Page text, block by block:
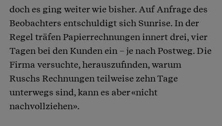
doch es ging weiter wie bisher. Auf Anfrage des
Beobachters entschuldigt sich Sunrise. In der
Regel träfen Papierrechnungen innert drei, vier
Tagen bei den Kunden ein – je nach Postweg. Die
Firma versuchte, herauszufinden, warum
Ruschs Rechnungen teilweise zehn Tage
unterwegs sind, kann es aber «nicht
nachvollziehen».